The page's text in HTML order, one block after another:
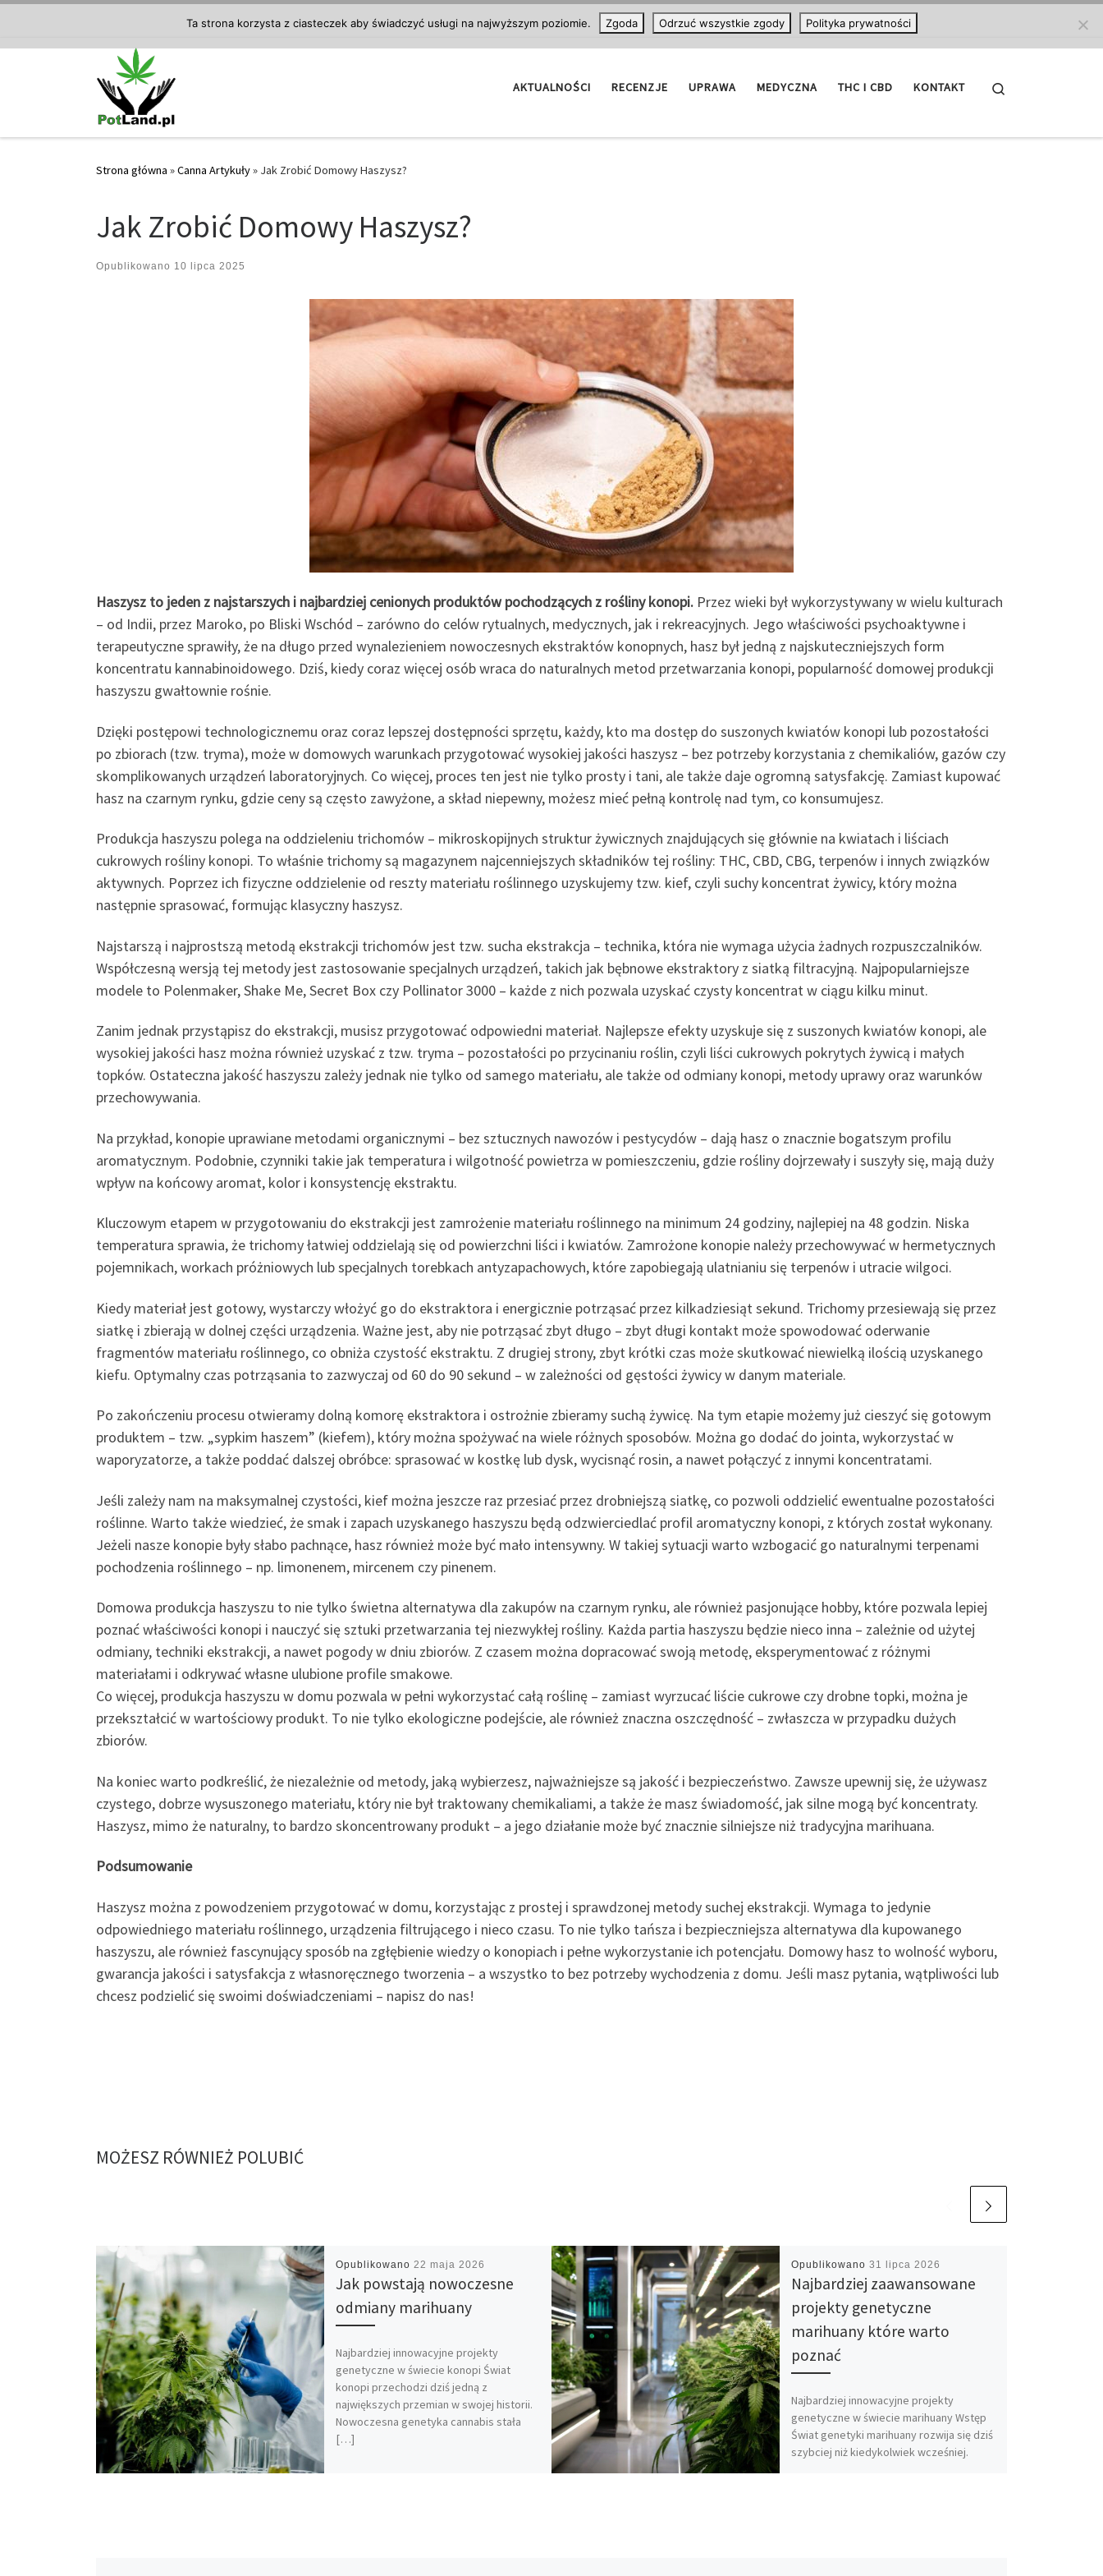
AKTUALNOŚCI RECENZJE UPRAWA MEDYCZNA THC I CBD KONTAKT
Strona główna »Canna Artykuły» Jak Zrobić Domowy Haszysz?
Jak Zrobić Domowy Haszysz?
Opublikowano 10 lipca 2025
Haszysz to jeden z najstarszych i najbardziej cenionych produktów pochodzących z rośliny konopi. Przez wieki był wykorzystywany w wielu kulturach
– od Indii, przez Maroko, po Bliski Wschód – zarówno do celów rytualnych, medycznych, jak i rekreacyjnych. Jego właściwości psychoaktywne i
terapeutyczne sprawiły, że na długo przed wynalezieniem nowoczesnych ekstraktów konopnych, hasz był jedną z najskuteczniejszych form
koncentratu kannabinoidowego. Dziś, kiedy coraz więcej osób wraca do naturalnych metod przetwarzania konopi, popularność domowej produkcji
haszyszu gwałtownie rośnie.
Dzięki postępowi technologicznemu oraz coraz lepszej dostępności sprzętu, każdy, kto ma dostęp do suszonych kwiatów konopi lub pozostałości
po zbiorach (tzw. tryma), może w domowych warunkach przygotować wysokiej jakości haszysz – bez potrzeby korzystania z chemikaliów, gazów czy
skomplikowanych urządzeń laboratoryjnych. Co więcej, proces ten jest nie tylko prosty i tani, ale także daje ogromną satysfakcję. Zamiast kupować
hasz na czarnym rynku, gdzie ceny są często zawyżone, a skład niepewny, możesz mieć pełną kontrolę nad tym, co konsumujesz.
Produkcja haszyszu polega na oddzieleniu trichomów – mikroskopijnych struktur żywicznych znajdujących się głównie na kwiatach i liściach
cukrowych rośliny konopi. To właśnie trichomy są magazynem najcenniejszych składników tej rośliny: THC, CBD, CBG, terpenów i innych związków
aktywnych. Poprzez ich fizyczne oddzielenie od reszty materiału roślinnego uzyskujemy tzw. kief, czyli suchy koncentrat żywicy, który można
następnie sprasować, formując klasyczny haszysz.
Najstarszą i najprostszą metodą ekstrakcji trichomów jest tzw. sucha ekstrakcja – technika, która nie wymaga użycia żadnych rozpuszczalników.
Współczesną wersją tej metody jest zastosowanie specjalnych urządzeń, takich jak bębnowe ekstraktory z siatką filtracyjną. Najpopularniejsze
modele to Polenmaker, Shake Me, Secret Box czy Pollinator 3000 – każde z nich pozwala uzyskać czysty koncentrat w ciągu kilku minut.
Zanim jednak przystąpisz do ekstrakcji, musisz przygotować odpowiedni materiał. Najlepsze efekty uzyskuje się z suszonych kwiatów konopi, ale
wysokiej jakości hasz można również uzyskać z tzw. tryma – pozostałości po przycinaniu roślin, czyli liści cukrowych pokrytych żywicą i małych
topków. Ostateczna jakość haszyszu zależy jednak nie tylko od samego materiału, ale także od odmiany konopi, metody uprawy oraz warunków
przechowywania.
Na przykład, konopie uprawiane metodami organicznymi – bez sztucznych nawozów i pestycydów – dają hasz o znacznie bogatszym profilu
aromatycznym. Podobnie, czynniki takie jak temperatura i wilgotność powietrza w pomieszczeniu, gdzie rośliny dojrzewały i suszyły się, mają duży
wpływ na końcowy aromat, kolor i konsystencję ekstraktu.
Kluczowym etapem w przygotowaniu do ekstrakcji jest zamrożenie materiału roślinnego na minimum 24 godziny, najlepiej na 48 godzin. Niska
temperatura sprawia, że trichomy łatwiej oddzielają się od powierzchni liści i kwiatów. Zamrożone konopie należy przechowywać w hermetycznych
pojemnikach, workach próżniowych lub specjalnych torebkach antyzapachowych, które zapobiegają ulatnianiu się terpenów i utracie wilgoci.
Kiedy materiał jest gotowy, wystarczy włożyć go do ekstraktora i energicznie potrząsać przez kilkadziesiąt sekund. Trichomy przesiewają się przez
siatkę i zbierają w dolnej części urządzenia. Ważne jest, aby nie potrząsać zbyt długo – zbyt długi kontakt może spowodować oderwanie
fragmentów materiału roślinnego, co obniża czystość ekstraktu. Z drugiej strony, zbyt krótki czas może skutkować niewielką ilością uzyskanego
kiefu. Optymalny czas potrząsania to zazwyczaj od 60 do 90 sekund – w zależności od gęstości żywicy w danym materiale.
Po zakończeniu procesu otwieramy dolną komorę ekstraktora i ostrożnie zbieramy suchą żywicę. Na tym etapie możemy już cieszyć się gotowym
produktem – tzw. „sypkim haszem” (kiefem), który można spożywać na wiele różnych sposobów. Można go dodać do jointa, wykorzystać w
waporyzatorze, a także poddać dalszej obróbce: sprasować w kostkę lub dysk, wycisnąć rosin, a nawet połączyć z innymi koncentratami.
Jeśli zależy nam na maksymalnej czystości, kief można jeszcze raz przesiać przez drobniejszą siatkę, co pozwoli oddzielić ewentualne pozostałości
roślinne. Warto także wiedzieć, że smak i zapach uzyskanego haszyszu będą odzwierciedlać profil aromatyczny konopi, z których został wykonany.
Jeżeli nasze konopie były słabo pachnące, hasz również może być mało intensywny. W takiej sytuacji warto wzbogacić go naturalnymi terpenami
pochodzenia roślinnego – np. limonenem, mircenem czy pinenem.
Domowa produkcja haszyszu to nie tylko świetna alternatywa dla zakupów na czarnym rynku, ale również pasjonujące hobby, które pozwala lepiej
poznać właściwości konopi i nauczyć się sztuki przetwarzania tej niezwykłej rośliny. Każda partia haszyszu będzie nieco inna – zależnie od użytej
odmiany, techniki ekstrakcji, a nawet pogody w dniu zbiorów. Z czasem można dopracować swoją metodę, eksperymentować z różnymi
materiałami i odkrywać własne ulubione profile smakowe.
Co więcej, produkcja haszyszu w domu pozwala w pełni wykorzystać całą roślinę – zamiast wyrzucać liście cukrowe czy drobne topki, można je
przekształcić w wartościowy produkt. To nie tylko ekologiczne podejście, ale również znaczna oszczędność – zwłaszcza w przypadku dużych
zbiorów.
Na koniec warto podkreślić, że niezależnie od metody, jaką wybierzesz, najważniejsze są jakość i bezpieczeństwo. Zawsze upewnij się, że używasz
czystego, dobrze wysuszonego materiału, który nie był traktowany chemikaliami, a także że masz świadomość, jak silne mogą być koncentraty.
Haszysz, mimo że naturalny, to bardzo skoncentrowany produkt – a jego działanie może być znacznie silniejsze niż tradycyjna marihuana.
Podsumowanie
Haszysz można z powodzeniem przygotować w domu, korzystając z prostej i sprawdzonej metody suchej ekstrakcji. Wymaga to jedynie
odpowiedniego materiału roślinnego, urządzenia filtrującego i nieco czasu. To nie tylko tańsza i bezpieczniejsza alternatywa dla kupowanego
haszyszu, ale również fascynujący sposób na zgłębienie wiedzy o konopiach i pełne wykorzystanie ich potencjału. Domowy hasz to wolność wyboru,
gwarancja jakości i satysfakcja z własnoręcznego tworzenia – a wszystko to bez potrzeby wychodzenia z domu. Jeśli masz pytania, wątpliwości lub
chcesz podzielić się swoimi doświadczeniami – napisz do nas!
MOŻESZ RÓWNIEŻ POLUBIĆ
Opublikowano 22 maja 2026
Jak powstają nowoczesne
odmiany marihuany
Najbardziej innowacyjne projekty
genetyczne w świecie konopi Świat
konopi przechodzi dziś jedną z
największych przemian w swojej historii.
Nowoczesna genetyka cannabis stała
[…]
Opublikowano 31 lipca 2026
Najbardziej zaawansowane
projekty genetyczne
marihuany które warto
poznać
Najbardziej innowacyjne projekty
genetyczne w świecie marihuany Wstęp
Świat genetyki marihuany rozwija się dziś
szybciej niż kiedykolwiek wcześniej.
Ta strona korzysta z ciasteczek aby świadczyć usługi na najwyższym poziomie. Zgoda Odrzuć wszystkie zgody Polityka prywatności